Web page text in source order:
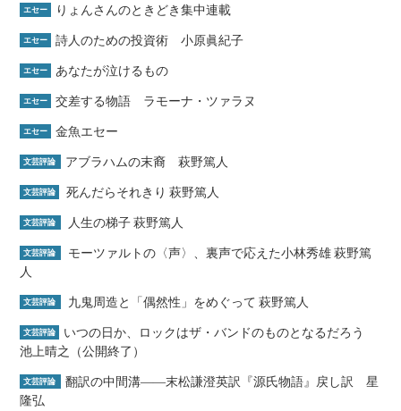
エセー りょんさんのときどき集中連載
エセー 詩人のための投資術 小原眞紀子
エセー あなたが泣けるもの
エセー 交差する物語 ラモーナ・ツァラヌ
エセー 金魚エセー
文芸評論 アブラハムの末裔 萩野篤人
文芸評論 死んだらそれきり 萩野篤人
文芸評論 人生の梯子 萩野篤人
文芸評論
モーツァルトの〈声〉、裏声で応えた小林秀雄 萩野篤
人
文芸評論 九鬼周造と「偶然性」をめぐって 萩野篤人
文芸評論
いつの日か、ロックはザ・バンドのものとなるだろう
池上晴之（公開終了）
文芸評論
翻訳の中間溝――末松謙澄英訳『源氏物語』戻し訳 星
隆弘